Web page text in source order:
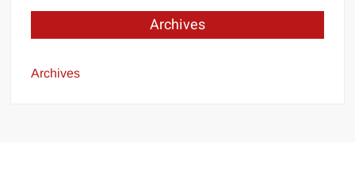
Archives
Archives